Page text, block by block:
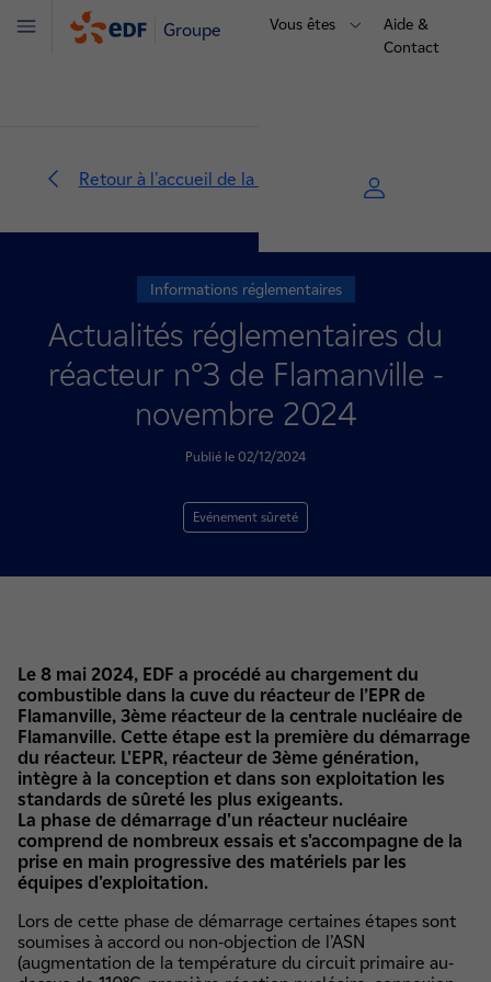
Groupe Vous êtes
Aide &
Contact
Menu
Retour à l'accueil de la centrale
Informations réglementaires
Actualités réglementaires du
réacteur n°3 de Flamanville -
novembre 2024
Publié le 02/12/2024
Evénement sûreté
Le 8 mai 2024, EDF a procédé au chargement du
combustible dans la cuve du réacteur de l’EPR de
Flamanville, 3ème réacteur de la centrale nucléaire de
Flamanville. Cette étape est la première du démarrage
du réacteur. L'EPR, réacteur de 3ème génération,
intègre à la conception et dans son exploitation les
standards de sûreté les plus exigeants.
La phase de démarrage d'un réacteur nucléaire
comprend de nombreux essais et s'accompagne de la
prise en main progressive des matériels par les
équipes d'exploitation.
Lors de cette phase de démarrage certaines étapes sont
soumises à accord ou non-objection de l’ASN
(augmentation de la température du circuit primaire au-